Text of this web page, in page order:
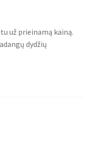
už prieinamą kainą.
dydžių